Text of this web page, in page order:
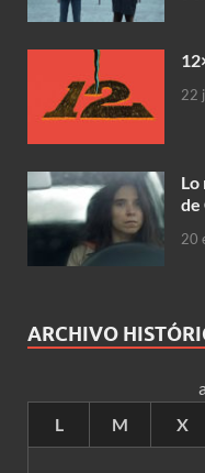
22
Lo
de
20
ARCHIVO
L
M X